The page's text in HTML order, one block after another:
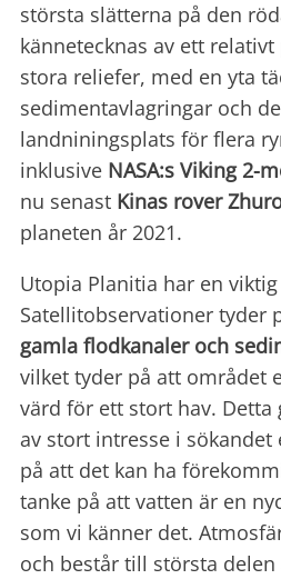
största slätterna på den
kännetecknas av ett
stora reliefer, med en yta
sedimentavlagringar och
landniningsplats för flera
inklusive NASA:s Viking 2-
nu senast Kinas rover
planeten år 2021.
Utopia Planitia har en
Satellitobservationer tyder
gamla flodkanaler och
vilket tyder på att området
värd för ett stort hav.
av stort intresse i
på att det kan ha
tanke på att vatten är en
som vi känner det.
och består till största